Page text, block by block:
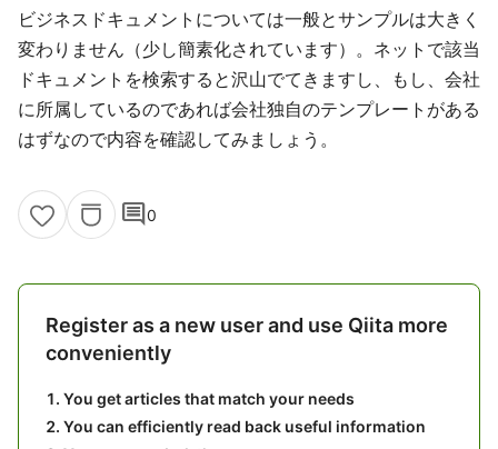
ビジネスドキュメントについては一般とサンプルは大きく
変わりません（少し簡素化されています）。ネットで該当
ドキュメントを検索すると沢山でてきますし、もし、会社
に所属しているのであれば会社独自のテンプレートがある
はずなので内容を確認してみましょう。
comment0
Register as a new user and use Qiita more
conveniently
You get articles that match your needs
You can efficiently read back useful information